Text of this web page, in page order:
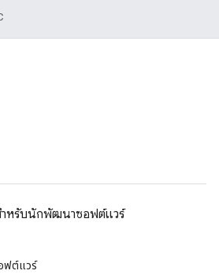
หรับนักพัฒนาซอฟต์แวร์
ฟต์แวร์